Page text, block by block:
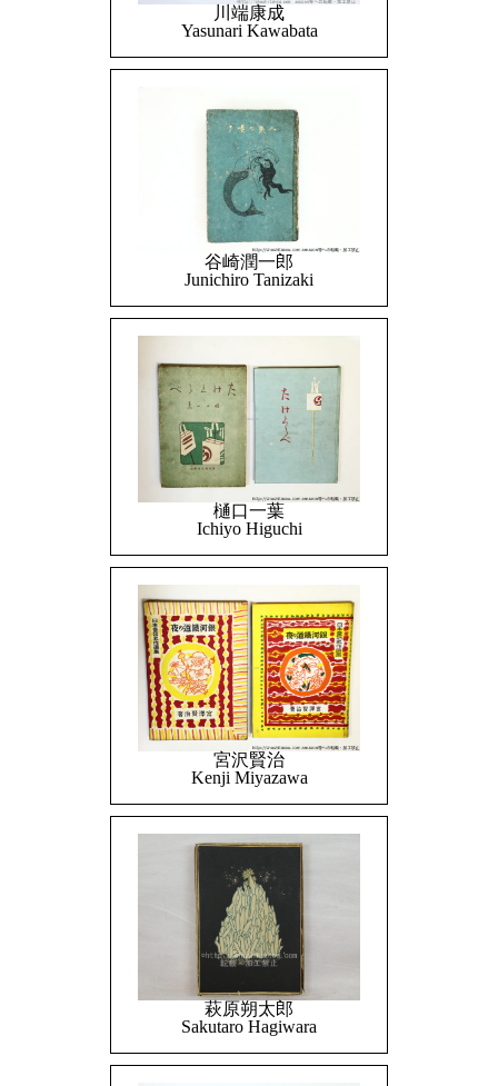
川端康成
Yasunari Kawabata
谷崎潤一郎
Junichiro Tanizaki
樋口一葉
Ichiyo Higuchi
宮沢賢治
Kenji Miyazawa
萩原朔太郎
Sakutaro Hagiwara